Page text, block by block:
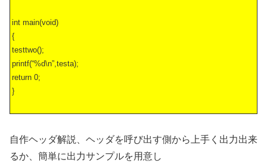
int main(void)
{
testtwo();
printf(“%d\n”,testa);
return 0;
}
自作ヘッダ解説、ヘッダを呼び出す側から上手く出力出来
るか、簡単に出力サンプルを用意し